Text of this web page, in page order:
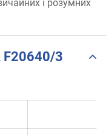
і розумних
F20640/3